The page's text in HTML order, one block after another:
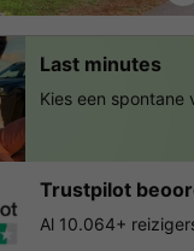
Last minutes
Kies een
Trustpilot
Al 10.064+